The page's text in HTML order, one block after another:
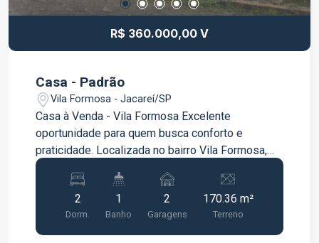
R$ 360.000,00 V
Casa - Padrão
Vila Formosa - Jacareí/SP
Casa à Venda - Vila Formosa Excelente
oportunidade para quem busca conforto e
praticidade. Localizada no bairro Vila Formosa,
esta casa possui 90 m² de área construída, muito
bem distribuídos: 2 dormitórios 1 banheiro Sala
aconchegante Cozinha funcional 2 vagas de
garagem Imóvel ideal para famílias ou também
para investimento, em uma região tranquila e bem
2
Dorm.
1
Banho
2
Garagens
170.36 m²
Terreno